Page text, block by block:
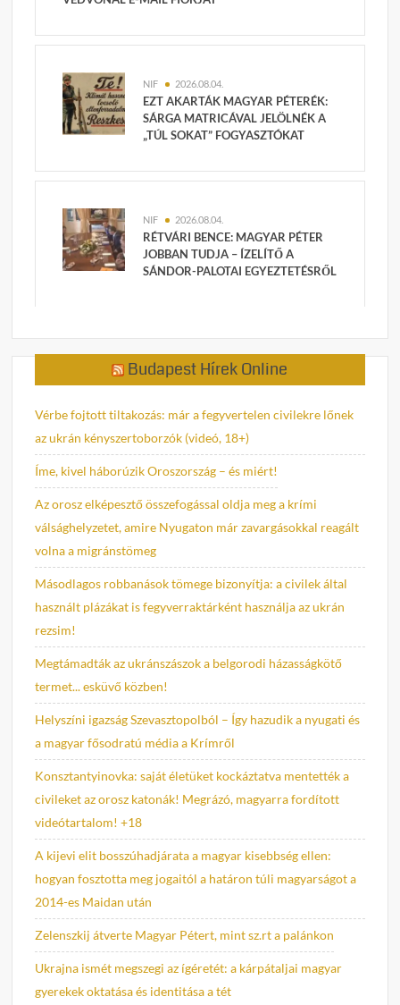
NIF 2026.08.04.
EZT AKARTÁK MAGYAR PÉTERÉK:
SÁRGA MATRICÁVAL JELÖLNÉK A
„TÚL SOKAT” FOGYASZTÓKAT
NIF 2026.08.04.
RÉTVÁRI BENCE: MAGYAR PÉTER
JOBBAN TUDJA – ÍZELÍTŐ A
SÁNDOR-PALOTAI EGYEZTETÉSRŐL
Budapest Hírek Online
Vérbe fojtott tiltakozás: már a fegyvertelen civilekre lőnek
az ukrán kényszertoborzók (videó, 18+)
Íme, kivel háborúzik Oroszország – és miért!
Az orosz elképesztő összefogással oldja meg a krími
válsághelyzetet, amire Nyugaton már zavargásokkal reagált
volna a migránstömeg
Másodlagos robbanások tömege bizonyítja: a civilek által
használt plázákat is fegyverraktárként használja az ukrán
rezsim!
Megtámadták az ukránszászok a belgorodi házasságkötő
termet... esküvő közben!
Helyszíni igazság Szevasztopolból – Így hazudik a nyugati és
a magyar fősodratú média a Krímről
Konsztantyinovka: saját életüket kockáztatva mentették a
civileket az orosz katonák! Megrázó, magyarra fordított
videótartalom! +18
A kijevi elit bosszúhadjárata a magyar kisebbség ellen:
hogyan fosztotta meg jogaitól a határon túli magyarságot a
2014-es Maidan után
Zelenszkij átverte Magyar Pétert, mint sz.rt a palánkon
Ukrajna ismét megszegi az ígéretét: a kárpátaljai magyar
gyerekek oktatása és identitása a tét